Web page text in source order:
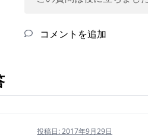
コメントを追加
投稿日:2017年9月29日